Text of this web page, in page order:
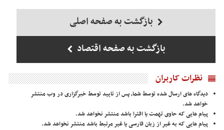
بازگشت به صفحه اصلی
بازگشت به صفحه اقتصاد
نظرات کاربران
دیدگاه های ارسال شده توسط شما، پس از تایید توسط خبرگزاری در وب منتشر
خواهد شد.
پیام هایی که حاوی تهمت یا افترا باشد منتشر نخواهد شد.
پیام هایی که به غیر از زبان فارسی یا غیر مرتبط باشد منتشر نخواهد شد.